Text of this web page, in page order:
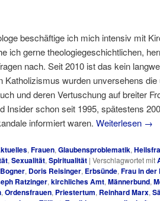
beschäftige ich mich intensiv mit
ich gerne theologiegeschichtlichen,
nach. Seit 2010 ist das kein
Katholizismus wurden unversehens die
und deren Vertuschung auf breiter
Insider schon seit 1995, spätestens
informiert waren. Weiterlesen →
, Frauen, Glaubensproblematik,
, Sexualität, Spiritualität | Verschlagwortet mit
, Doris Reisinger, Erbsünde, Frau in der
Ratzinger, kirchliches Amt, Männerbund,
, Ordensfrauen, Priestertum, Reinhard Marx,